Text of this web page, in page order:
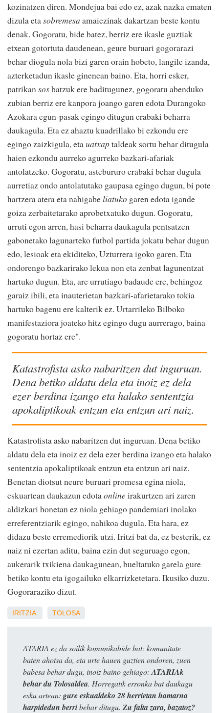
kozinatzen diren. Mondejua bai edo ez, azak nazka ematen
dizula etasobremesa amaiezinak dakartzan beste kontu
denak. Gogoratu, bide batez, berriz ere ikasle guztiak
etxean gotortuta daudenean, geure buruari gogorarazi
behar diogula nola bizi garen orain hobeto, langile izanda,
azterketadun ikasle ginenean baino. Eta, horri esker,
patrikansosbatzuk ere baditugunez, gogoratu abenduko
zubian berriz ere kanpora joango garen edota Durangoko
Azokara egun-pasak egingo ditugun erabaki beharra
daukagula. Eta ez ahaztu kuadrillako bi ezkondu ere
egingo zaizkigula, etauatxaptaldeak sortu behar ditugula
haien ezkondu aurreko agurreko bazkari-afariak
antolatzeko. Gogoratu, astebururo erabaki behar dugula
aurretiaz ondo antolatutako gaupasa egingo dugun, bi pote
hartzera atera eta nahigabeliatuko garen edota igande
goiza zerbaitetarako aprobetxatuko dugun. Gogoratu,
urruti egon arren, hasi beharra daukagula pentsatzen
gabonetako lagunarteko futbol partida jokatu behar dugun
edo, lesioak eta ekiditeko, Uzturrera igoko garen. Eta
ondorengo bazkarirako lekua non eta zenbat lagunentzat
hartuko dugun. Eta, are urrutiago badaude ere, behingoz
garaiz ibili, eta inauterietan bazkari-afarietarako tokia
hartuko bagenu ere kalterik ez. Urtarrileko Bilboko
manifestaziora joateko hitz egingo dugu aurrerago, baina
gogoratu hortaz ere".
Katastrofista asko nabaritzen dut inguruan.
Dena betiko aldatu dela eta inoiz ez dela
ezer berdina izango eta halako sententzia
apokaliptikoak entzun eta entzun ari naiz.
Katastrofista asko nabaritzen dut inguruan. Dena betiko
aldatu dela eta inoiz ez dela ezer berdina izango eta halako
sententzia apokaliptikoak entzun eta entzun ari naiz.
Benetan diotsut neure buruari promesa egina niola,
eskuartean daukazun edotaonlineirakurtzen ari zaren
aldizkari honetan ez niola gehiago pandemiari inolako
erreferentziarik egingo, nahikoa dugula. Eta hara, ez
didazu beste erremediorik utzi. Iritzi bat da, ez besterik, ez
naiz ni ezertan aditu, baina ezin dut seguruago egon,
aukerarik txikiena daukagunean, bueltatuko garela gure
betiko kontu eta igogailuko elkarrizketetara. Ikusiko duzu.
Gogoraraziko dizut.
IRITZIA TOLOSA
ATARIA ez da soilik komunikabide bat: komunitate
baten ahotsa da, eta urte hauen guztien ondoren, zuen
babesa behar dugu, inoiz baino gehiago: ATARIAk
behar du Tolosaldea. Horregatik erronka bat daukagu
esku artean: gure eskualdeko 28 herrietan hamarna
harpidedun berribehar ditugu. Zu falta zara, bazatoz?